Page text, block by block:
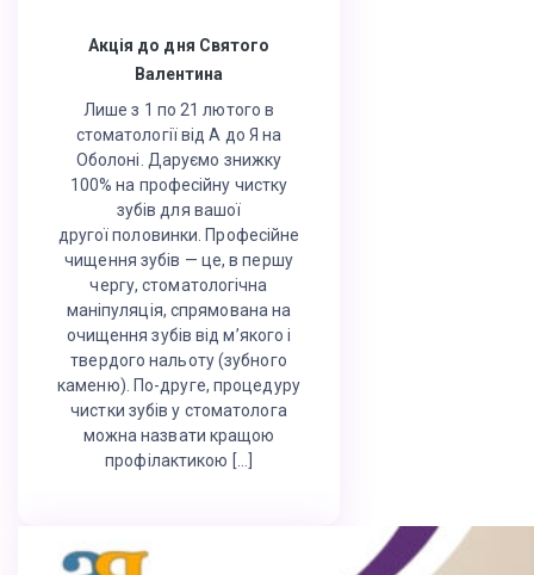
Акція до дня Святого
Валентина
Лише з 1 по 21 лютого в
стоматології від А до Я на
Оболоні. Даруємо знижку
100% на професійну чистку
зубів для вашої
другої половинки. Професійне
чищення зубів — це, в першу
чергу, стоматологічна
маніпуляція, спрямована на
очищення зубів від м’якого і
твердого нальоту (зубного
каменю). По-друге, процедуру
чистки зубів у стоматолога
можна назвати кращою
профілактикою […]